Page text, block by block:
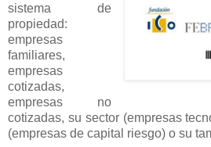
sistema de
propiedad:
empresas
familiares,
empresas
cotizadas,
empresas no
cotizadas, su sector (empresas
(empresas de capital riesgo) o su